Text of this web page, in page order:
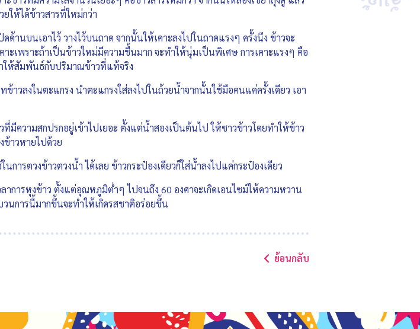
ให้ได้ข้าวสารที่ใหม่กว่า
านบนเอาไว้ วางไว้บนถาด จากนั้นให้เคาะลงไปในถาดแรงๆ ครั้งนึง ข้าวจะ
ะเพราะถ้าเป็นข้าวใหม่มีความชื้นมาก จะทำให้นุ่มเป็นพิเศษ การเคาะแรงๆ คือ
ให้สัมพันธ์กับปริมาณข้าวที่แท้จริง
าวลงในตะแกรง นำตะแกรงใส่ลงไปในถ้วยน้ำจากนั้นใช้มือคนแค่ครั้งเดียว เอา
ความสกปรกอยู่เข้าไปเยอะ ตั้งแต่น้ำสองเป็นต้นไป ให้ซาวข้าวโดยทำให้ข้าว
ข้าวหายไปด้วย
ารตวงข้าวตวงน้ำ ได้เลย ข้าวกระป๋องเดียวก็ใส่น้ำลงไปแค่กระป๋องเดียว
าการหุงข้าว ตั้งแต่อุณหภูมิต่ำๆ ไปจนถึง 60 องศาจะเกิดเอนไซม์ให้ความหวาน
วนการนี้มากขึ้นจะทำให้เกิดรสชาติอร่อยขึ้น
ย้อนกลับ